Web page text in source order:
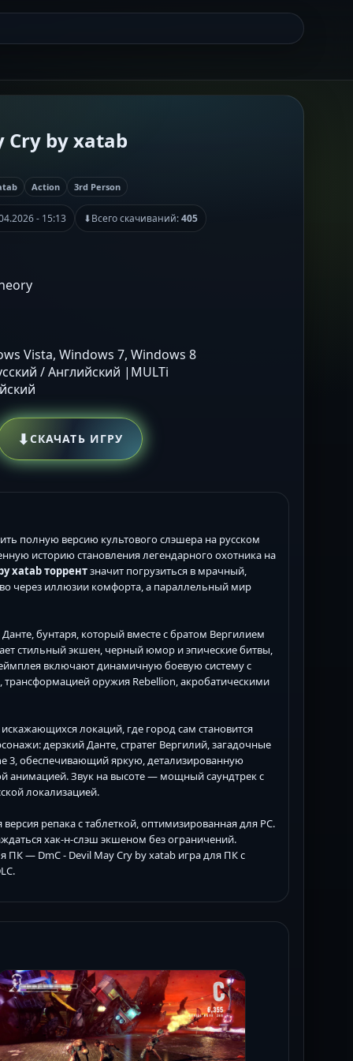
Cry by xatab
Action 3rd Person
- 15:13 ⬇Всего скачиваний:405
Vista, Windows 7, Windows 8
/ Английский |MULTi
⬇СКАЧАТЬ ИГРУ
полную версию культового слэшера на русском
историю становления легендарного охотника на
xatab торрентзначит погрузиться в мрачный,
через иллюзии комфорта, а параллельный мир
бунтаря, который вместе с братом Вергилием
стильный экшен, черный юмор и эпические битвы,
включают динамичную боевую систему с
оружия Rebellion, акробатическими
локаций, где город сам становится
дерзкий Данте, стратег Вергилий, загадочные
3, обеспечивающий яркую, детализированную
анимацией. Звук на высоте — мощный саундтрек с
локализацией.
репака с таблеткой, оптимизированная для PC.
хак-н-слэш экшеном без ограничений.
— DmC - Devil May Cry by xatab игра для ПК с